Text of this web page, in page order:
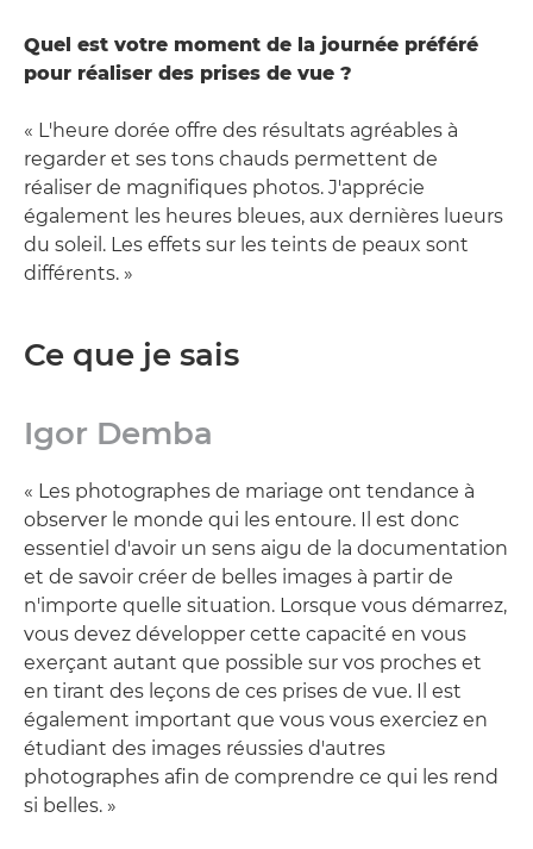
Quel est votre moment de la journée préféré
pour réaliser des prises de vue ?
« L'heure dorée offre des résultats agréables à
regarder et ses tons chauds permettent de
réaliser de magnifiques photos. J'apprécie
également les heures bleues, aux dernières lueurs
du soleil. Les effets sur les teints de peaux sont
différents. »
Ce que je sais
Igor Demba
« Les photographes de mariage ont tendance à
observer le monde qui les entoure. Il est donc
essentiel d'avoir un sens aigu de la documentation
et de savoir créer de belles images à partir de
n'importe quelle situation. Lorsque vous démarrez,
vous devez développer cette capacité en vous
exerçant autant que possible sur vos proches et
en tirant des leçons de ces prises de vue. Il est
également important que vous vous exerciez en
étudiant des images réussies d'autres
photographes afin de comprendre ce qui les rend
si belles. »